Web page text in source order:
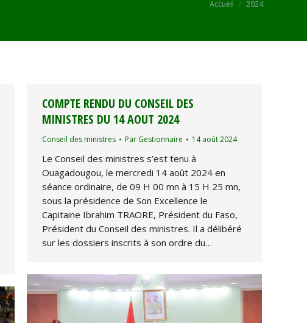
Vous êtes ici :
Accueil 2024
COMPTE RENDU DU CONSEIL DES
MINISTRES DU 14 AOUT 2024
Conseil des ministres Par Gestionnaire 14 août 2024
Le Conseil des ministres s’est tenu à
Ouagadougou, le mercredi 14 août 2024 en
séance ordinaire, de 09 H 00 mn à 15 H 25 mn,
sous la présidence de Son Excellence le
Capitaine Ibrahim TRAORE, Président du Faso,
Président du Conseil des ministres. Il a délibéré
sur les dossiers inscrits à son ordre du…